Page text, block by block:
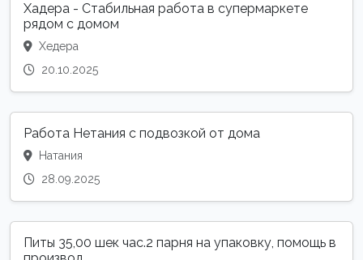
Хадера - Стабильная работа в супермаркете
рядом с домом
Хедера
20.10.2025
Работа Нетания с подвозкой от дома
Натания
28.09.2025
Питы 35,00 шек час.2 парня на упаковку, помощь в